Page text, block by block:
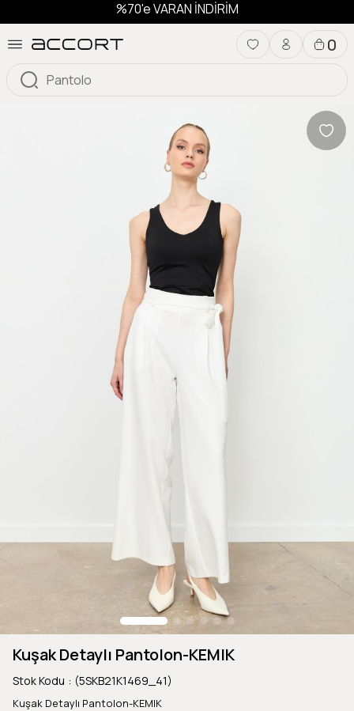
%70'e VARAN İNDİRİM
0
Kuşak Detaylı Pantolon-KEMIK
Stok Kodu (5SKB21K1469_41)
Kuşak Detaylı Pantolon-KEMIK